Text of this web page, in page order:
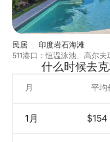
民居 ｜ 印度岩石海滩
511港口：恒温泳池、高尔
什么时候去
月
1月
平均
$154